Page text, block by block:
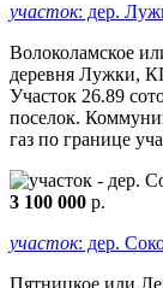
участок: дер.
Волоколамское
деревня Лужки,
Участок 26.89
поселок.
газ по границе
3 100 000 р.
участок: дер.